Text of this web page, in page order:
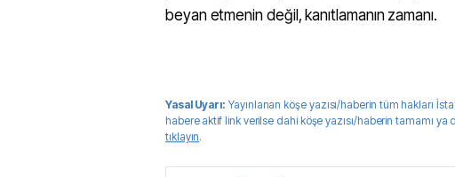
beyan etmenin değil, kanıtlamanın zamanı.
Yasal Uyarı: Yayınlanan köşe yazısı/haberin tüm hakları
habere aktif link verilse dahi köşe yazısı/haberin tamamı
tıklayın.